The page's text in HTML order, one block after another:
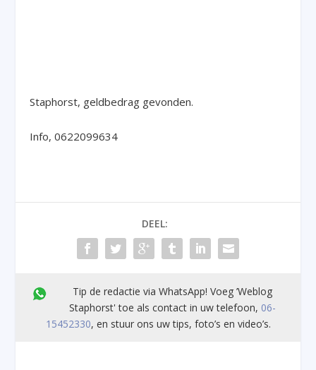
Staphorst, geldbedrag gevonden.
Info, 0622099634
DEEL:
Tip de redactie via WhatsApp! Voeg ’Weblog
Staphorst' toe als contact in uw telefoon, 06-
15452330, en stuur ons uw tips, foto’s en video’s.